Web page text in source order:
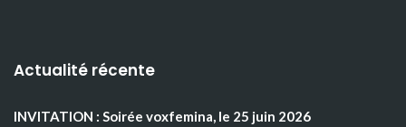
Actualité récente
INVITATION : Soirée voxfemina, le 25 juin 2026